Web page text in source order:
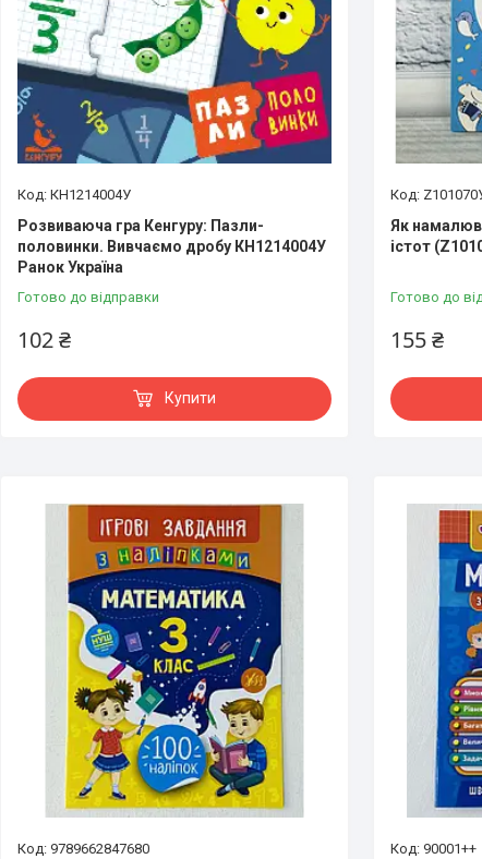
КН1214004У
Розвиваюча гра Кенгуру: Пазли-
половинки. Вивчаємо дробу КН1214004У
Ранок Україна
Готово до відправки
102 ₴
Купити
Як
істот
Готово до
155 ₴
9789662847680 90001++